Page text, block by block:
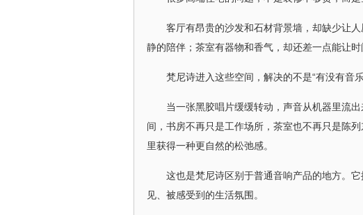
客厅有昂贵的沙发和石材背景墙，却缺少让
静的陪伴；茶室有器物和香气，却还差一点能让时
梵尼诗进入这些空间，解决的不是“有没有音
当一张黑胶唱片缓缓转动，声音从机器里流
间，书房不再只是工作场所，茶室也不再只是陈
里获得一种更自然的松弛感。
这也是梵尼诗区别于普通音响产品的地方。
见、被感受到的生活氛围。